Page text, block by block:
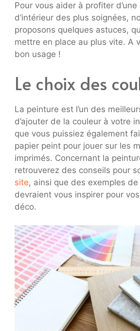
Pour vous aider à profiter
d’intérieur des plus soignées,
proposons quelques astuces,
mettre en place au plus vite. A
bon usage !
Le choix des
La peinture est l’un des
d’ajouter de la couleur à votre
que vous puissiez également
papier peint pour jouer sur les
imprimés. Concernant la
retrouverez des conseils pour
site, ainsi que des exemples
devraient vous inspirer pour
déco.